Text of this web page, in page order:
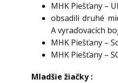
MHK Piešťany –
obsadili druhé
A vyraďovacích
MHK Piešťany –
MHK Piešťany –
Mladšie žiačky :